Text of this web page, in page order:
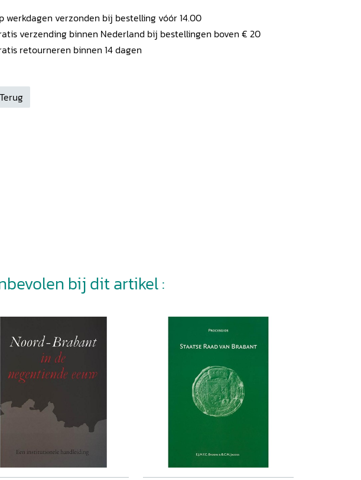
werkdagen verzonden bij bestelling vóór 14.00
verzending binnen Nederland bij bestellingen boven € 20
retourneren binnen 14 dagen
Terug
bij dit artikel :